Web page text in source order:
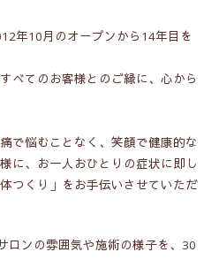
年10月のオープンから14年目を
べてのお客様とのご縁に、心から
で悩むことなく、笑顔で健康的な
に、お一人おひとりの症状に即し
つくり」をお手伝いさせていただ
ロンの雰囲気や施術の様子を、30